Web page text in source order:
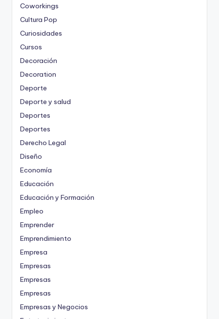
Coworkings
Cultura Pop
Curiosidades
Cursos
Decoración
Decoration
Deporte
Deporte y salud
Deportes
Deportes
Derecho Legal
Diseño
Economía
Educación
Educación y Formación
Empleo
Emprender
Emprendimiento
Empresa
Empresas
Empresas
Empresas
Empresas y Negocios